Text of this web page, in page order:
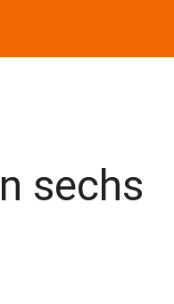
sechs